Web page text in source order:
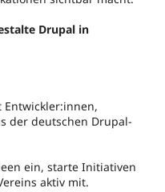
Drupal in
Entwickler:innen,
der deutschen Drupal-
ein, starte Initiativen
aktiv mit.